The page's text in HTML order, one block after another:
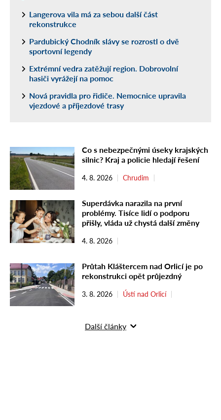
Langerova vila má za sebou další část
rekonstrukce
Pardubický Chodník slávy se rozrostl o dvě
sportovní legendy
Extrémní vedra zatěžují region. Dobrovolní
hasiči vyrážejí na pomoc
Nová pravidla pro řidiče. Nemocnice upravila
vjezdové a příjezdové trasy
Co s nebezpečnými úseky krajských
silnic? Kraj a policie hledají řešení
4. 8. 2026 Chrudim
Superdávka narazila na první
problémy. Tisíce lidí o podporu
přišly, vláda už chystá další změny
4. 8. 2026
Průtah Kláštercem nad Orlicí je po
rekonstrukci opět průjezdný
3. 8. 2026 Ústí nad Orlicí
Další články